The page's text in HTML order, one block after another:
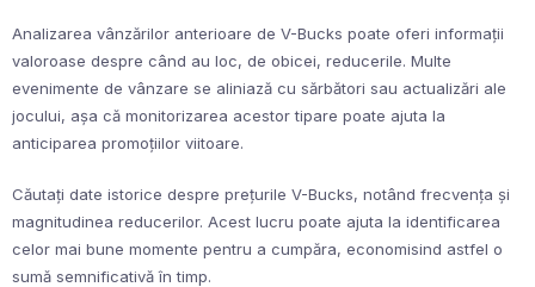
Analizarea vânzărilor anterioare de V-Bucks poate oferi informații
valoroase despre când au loc, de obicei, reducerile. Multe
evenimente de vânzare se aliniază cu sărbători sau actualizări ale
jocului, așa că monitorizarea acestor tipare poate ajuta la
anticiparea promoțiilor viitoare.
Căutați date istorice despre prețurile V-Bucks, notând frecvența și
magnitudinea reducerilor. Acest lucru poate ajuta la identificarea
celor mai bune momente pentru a cumpăra, economisind astfel o
sumă semnificativă în timp.